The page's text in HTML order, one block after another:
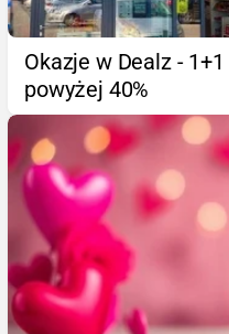
Okazje w Dealz -
powyżej 40%